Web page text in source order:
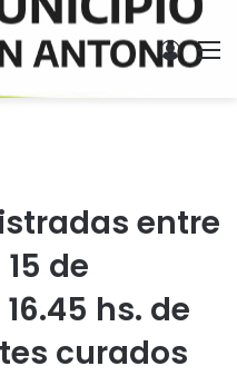
entre
de
hs. de
curados